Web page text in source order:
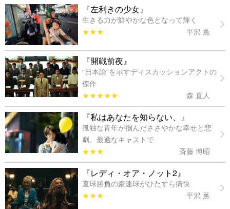
『左利きの少女』
生きる力が鮮やかな色となって輝く
★★★
平沢 薫
『開戦前夜』
“日本論”を示すディスカッションアクトの
傑作
★★★★★
森 直人
『私はあなたを知らない、』
孤独な青年が掴んだささやかな幸せと悲
劇。最適なキャストで
★★★
斉藤 博昭
『レディ・オア・ノット2』
直球勝負の豪速球がひたすら痛快
★★★
平沢 薫